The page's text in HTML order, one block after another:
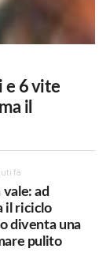
e 6 vite
il
fa
ad
il riciclo
diventa una
pulito